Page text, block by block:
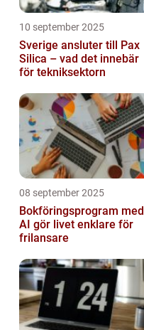
10 september 2025
Sverige ansluter till Pax
Silica – vad det innebär
för tekniksektorn
08 september 2025
Bokföringsprogram med
AI gör livet enklare för
frilansare